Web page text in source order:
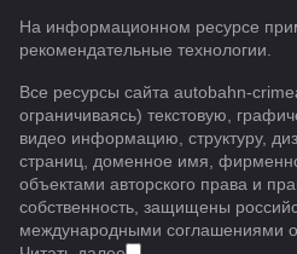
На информационном ресурсе
рекомендательные технологии
Все ресурсы сайта autobahn-
ограничиваясь) текстовую,
видео информацию, структуру,
страниц, доменное имя,
объектами авторского права и
собственность, защищены
международными соглашениями